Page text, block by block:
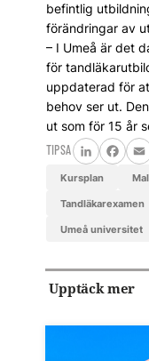
befintlig
förändringar av
– I Umeå är det
för
uppdaterad för
behov ser ut.
ut som för 15 år
TIPSA
LinkedIn
kursplan
tandläkarexamen
Umeå universitet
Upptäck mer